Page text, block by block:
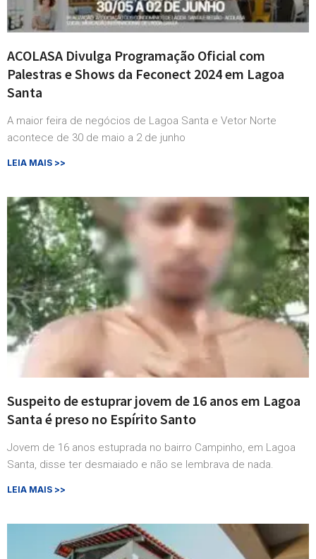
ACOLASA Divulga Programação Oficial com
Palestras e Shows da Feconect 2024 em Lagoa
Santa
A maior feira de negócios de Lagoa Santa e Vetor Norte
acontece de 30 de maio a 2 de junho
LEIA MAIS >>
Suspeito de estuprar jovem de 16 anos em Lagoa
Santa é preso no Espírito Santo
Jovem de 16 anos estuprada no bairro Campinho, em Lagoa
Santa, disse ter desmaiado e não se lembrava de nada.
LEIA MAIS >>